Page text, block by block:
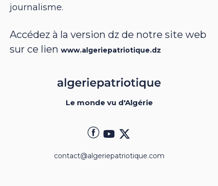
journalisme.
Accédez à la version dz de notre site web
sur ce lien www.algeriepatriotique.dz
Le monde vu d'Algérie
contact@algeriepatriotique.com